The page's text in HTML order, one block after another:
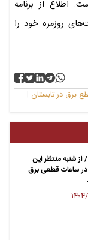
اطلاع از برنامه
روزمره خود را
برق در تابستان |
شنبه منتظر این
در ساعات قطعی برق
۲/۱۹